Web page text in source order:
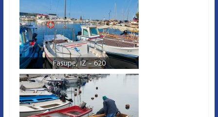
Fasupe, IZ – 620